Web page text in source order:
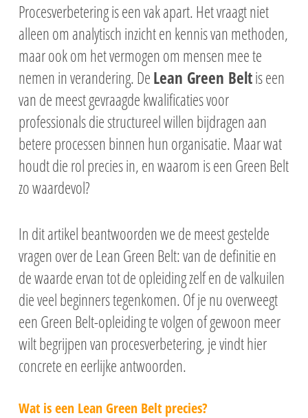
Procesverbetering is een vak apart. Het vraagt niet
alleen om analytisch inzicht en kennis van methoden,
maar ook om het vermogen om mensen mee te
nemen in verandering. DeLean Green Beltis een
van de meest gevraagde kwalificaties voor
professionals die structureel willen bijdragen aan
betere processen binnen hun organisatie. Maar wat
houdt die rol precies in, en waarom is een Green Belt
zo waardevol?
In dit artikel beantwoorden we de meest gestelde
vragen over de Lean Green Belt: van de definitie en
de waarde ervan tot de opleiding zelf en de valkuilen
die veel beginners tegenkomen. Of je nu overweegt
een Green Belt-opleiding te volgen of gewoon meer
wilt begrijpen van procesverbetering, je vindt hier
concrete en eerlijke antwoorden.
Wat is een Lean Green Belt precies?